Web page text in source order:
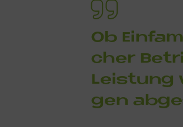
Ob
cher
Lei­stung
gen